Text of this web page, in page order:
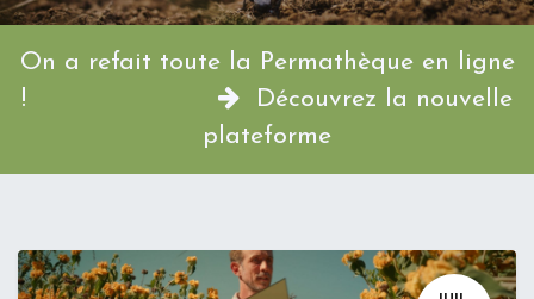
On a refait toute la Permathèque en ligne
!
Découvrez la nouvelle
plateforme